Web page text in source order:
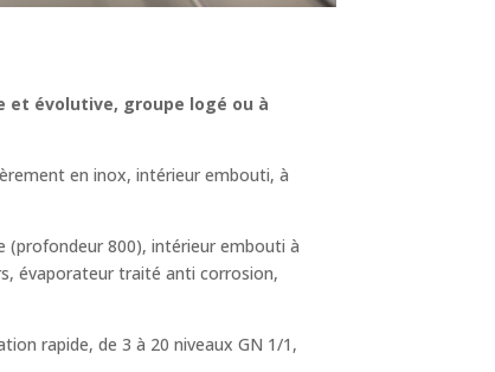
et évolutive, groupe logé ou à
en inox, intérieur embouti, à
(profondeur 800), intérieur embouti à
évaporateur traité anti corrosion,
rapide, de 3 à 20 niveaux GN 1/1,